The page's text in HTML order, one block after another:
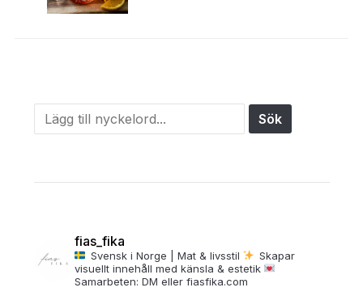
fias_fika
Svensk i Norge | Mat & livsstil
Skapar
visuellt innehåll med känsla & estetik
Samarbeten: DM eller fiasfika.com